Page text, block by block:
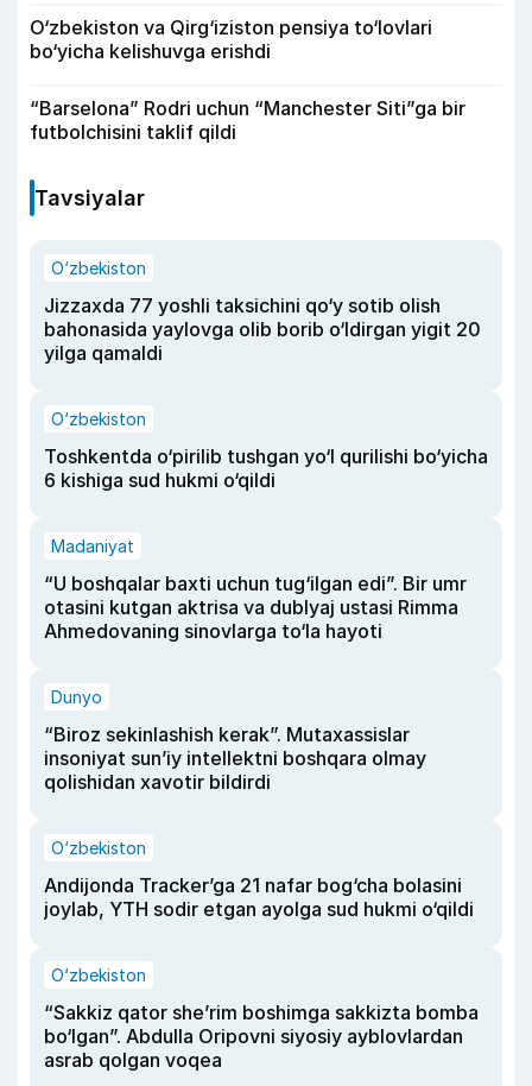
O‘zbekiston va Qirg‘iziston pensiya to‘lovlari
bo‘yicha kelishuvga erishdi
“Barselona” Rodri uchun “Manchester Siti”ga bir
futbolchisini taklif qildi
Tavsiyalar
O‘zbekiston
Jizzaxda 77 yoshli taksichini qo‘y sotib olish
bahonasida yaylovga olib borib o‘ldirgan yigit 20
yilga qamaldi
O‘zbekiston
Toshkentda o‘pirilib tushgan yo‘l qurilishi bo‘yicha
6 kishiga sud hukmi o‘qildi
Madaniyat
“U boshqalar baxti uchun tug‘ilgan edi”. Bir umr
otasini kutgan aktrisa va dublyaj ustasi Rimma
Ahmedovaning sinovlarga to‘la hayoti
Dunyo
“Biroz sekinlashish kerak”. Mutaxassislar
insoniyat sun’iy intellektni boshqara olmay
qolishidan xavotir bildirdi
O‘zbekiston
Andijonda Tracker’ga 21 nafar bog‘cha bolasini
joylab, YTH sodir etgan ayolga sud hukmi o‘qildi
O‘zbekiston
“Sakkiz qator she’rim boshimga sakkizta bomba
bo‘lgan”. Abdulla Oripovni siyosiy ayblovlardan
asrab qolgan voqea